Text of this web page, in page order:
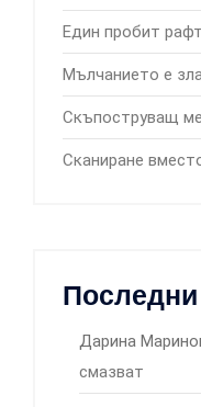
Един пробит
Мълчанието е
Скъпоструващ
Сканиране
Дарина
смазват